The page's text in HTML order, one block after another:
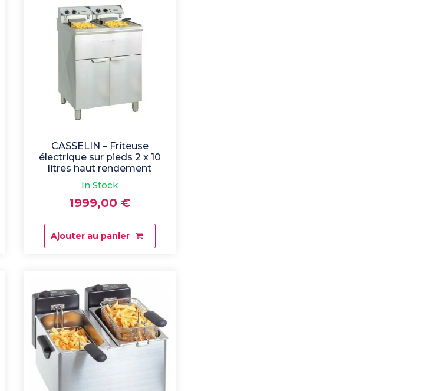
n
variations.
Les
options
peuvent
être
page
CASSELIN – Friteuse
électrique sur pieds 2 x 10
litres haut rendement
In Stock
1999,00 €
Ajouter au panier